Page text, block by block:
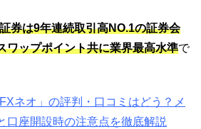
券は9年連続取引高NO.1の証券会
ワップポイント共に業界最高水準で
ネオ」の評判・口コミはどう？メ
口座開設時の注意点を徹底解説